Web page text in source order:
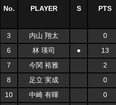
No. PLAYER S PTS
3 内山 翔太 0
6
林 瑛司 ● 13
7
今関 裕雅 2
8
足立 実成 0
10
中崎 有暉 0